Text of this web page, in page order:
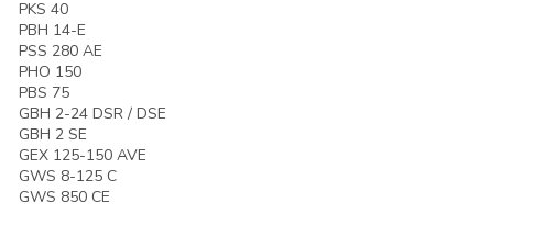
PKS 40
PBH 14-E
PSS 280 AE
PHO 150
PBS 75
GBH 2-24 DSR / DSE
GBH 2 SE
GEX 125-150 AVE
GWS 8-125 C
GWS 850 CE